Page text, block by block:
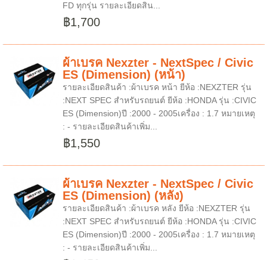
FD ทุกรุ่น รายละเอียดสิน...
฿1,700
ผ้าเบรค Nexzter - NextSpec / Civic
ES (Dimension) (หน้า)
รายละเอียดสินค้า :ผ้าเบรค หน้า ยีห้อ :NEXZTER รุ่น
:NEXT SPEC สำหรับรถยนต์ ยีห้อ :HONDA รุ่น :CIVIC
ES (Dimension)ปี :2000 - 2005เครื่อง : 1.7 หมายเหตุ
: - รายละเอียดสินค้าเพิ่ม...
฿1,550
ผ้าเบรค Nexzter - NextSpec / Civic
ES (Dimension) (หลัง)
รายละเอียดสินค้า :ผ้าเบรค หลัง ยีห้อ :NEXZTER รุ่น
:NEXT SPEC สำหรับรถยนต์ ยีห้อ :HONDA รุ่น :CIVIC
ES (Dimension)ปี :2000 - 2005เครื่อง : 1.7 หมายเหตุ
: - รายละเอียดสินค้าเพิ่ม...